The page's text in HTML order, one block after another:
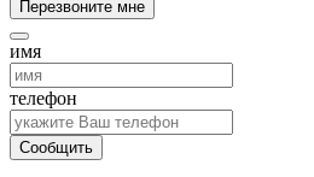
Перезвоните мне
имя
телефон
Сообщить